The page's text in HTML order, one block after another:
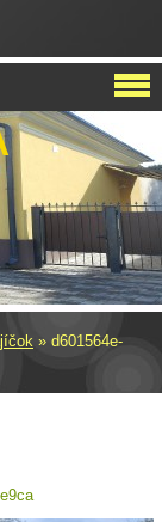
» d601564e-